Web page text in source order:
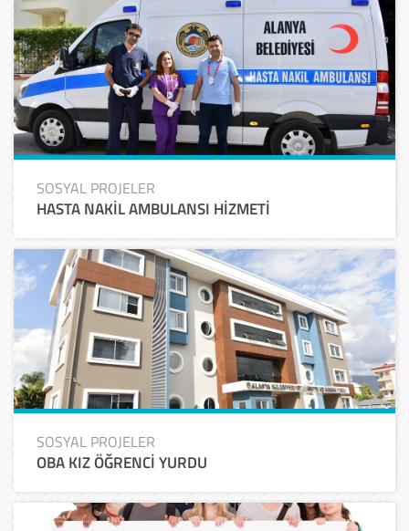
SOSYAL PROJELER
HASTA NAKİL AMBULANSI HİZMETİ
SOSYAL PROJELER
OBA KIZ ÖĞRENCİ YURDU